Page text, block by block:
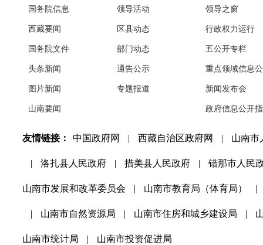
国务院信息
西藏要闻
国务院文件
头条新闻
图片新闻
山南要闻
领导活动
区县动态
部门动态
通告公示
专题报道
领导之窗
行政权力运行
五公开专栏
重点领域信息
新闻发布会
政府信息公开
友情链接： 中国政府网 西藏自治区政府网 山南市
洛扎县人民政府 措美县人民政府 错那市人民
山南市发展和改革委员会 山南市教育局（体育局）
山南市自然资源局 山南市住房和城乡建设局
山南市统计局 山南市投资促进局